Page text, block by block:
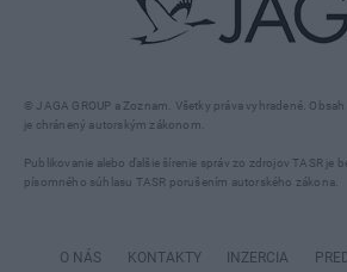
© JAGA GROUP a Zoznam. Všetky práva vyhradené.
je chránený autorským zákonom.
Publikovanie alebo ďalšie šírenie správ zo zdrojov TASR je
písomného súhlasu TASR porušením autorského zákona.
O NÁS KONTAKTY INZERCIA